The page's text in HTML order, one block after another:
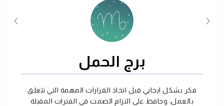
برج الحمل
فكر بشكل ايجابي قبل اتخاذ القرارات المهمة التي تتعلق
بالعمل، وحافظ على التزام الصمت في الفترات المقبلة